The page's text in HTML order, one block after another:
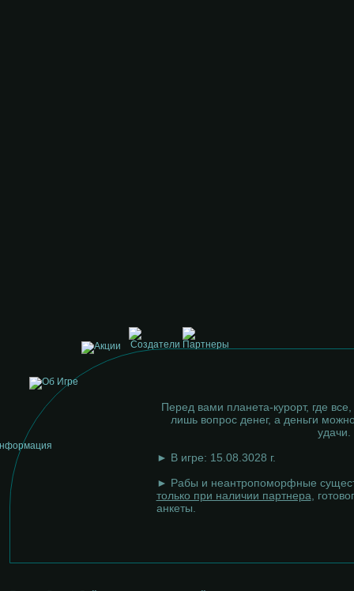
Перед вами планета-курорт, где
лишь вопрос денег, а деньги
удачи.
► В игре: 15.08.3028 г.
► Рабы и неантропоморфные
только при наличии партнера ,
анкеты.